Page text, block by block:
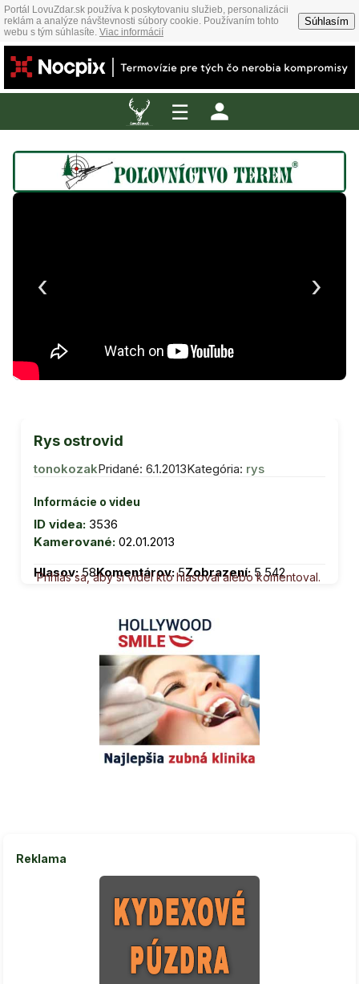
Portál LovuZdar.sk používa k poskytovaniu služieb, personalizácii
reklám a analýze návštevnosti súbory cookie. Používaním tohto
webu s tým súhlasíte. Viac informácií
Súhlasím
☰
‹ ›
Rys ostrovid
tonokozakPridané: 6.1.2013Kategória: rys
Informácie o videu
ID videa: 3536
Kamerované: 02.01.2013
Hlasov: 58Komentárov:5Zobrazení:5 542
Prihlás sa, aby si videl kto hlasoval alebo komentoval.
Reklama